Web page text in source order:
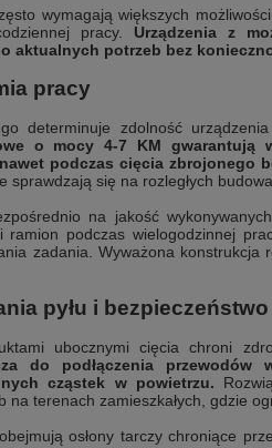
wymagają większych
pracy. Urządzenia z
aktualnych potrzeb bez
pracy
determinuje zdolność
o mocy 4-7 KM gwarantują
podczas cięcia zbrojonego
sprawdzają się na rozległych
na jakość
ramion podczas wielogodzinnej
zadania. Wyważona konstrukcja
pyłu i bezpieczeństwo
ubocznymi cięcia chroni
do podłączenia
cząstek w powietrzu.
na terenach zamieszkałych, gdzie
osłony tarczy chroniące